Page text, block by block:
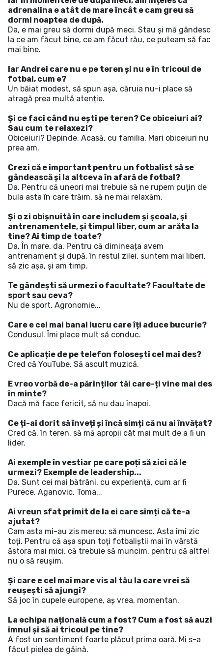
adrenalina e atât de mare încât e cam greu să
dormi noaptea de după.
Da, e mai greu să dormi după meci. Stau și mă gândesc
la ce am făcut bine, ce am făcut rău, ce puteam să fac
mai bine.
Iar Andrei care nu e pe teren și nu e în tricoul de
fotbal, cum e?
Un băiat modest, să spun așa, căruia nu-i place să
atragă prea multă atenție.
Și ce faci când nu ești pe teren? Ce obiceiuri ai?
Sau cum te relaxezi?
Obiceiuri? Depinde. Acasă, cu familia. Mari obiceiuri nu
prea am.
Crezi că e important pentru un fotbalist să se
gândească și la altceva în afară de fotbal?
Da. Pentru că uneori mai trebuie să ne rupem puțin de
bula asta în care trăim, să ne mai relaxăm.
Și o zi obișnuită în care includem și școala, și
antrenamentele, și timpul liber, cum ar arăta la
tine? Ai timp de toate?
Da. În mare, da. Pentru că dimineața avem
antrenament și după, în restul zilei, suntem mai liberi,
să zic așa, și am timp.
Te gândești să urmezi o facultate? Facultate de
sport sau ceva?
Nu de sport. Agronomie...
Care e cel mai banal lucru care îți aduce bucurie?
Condusul. Îmi place mult să conduc.
Ce aplicație de pe telefon folosești cel mai des?
Cred că YouTube. Să ascult muzică.
E vreo vorbă de-a părinților tăi care-ți vine mai des
în minte?
Dacă mă face fericit, să nu dau înapoi.
Ce ți-ai dorit să înveți și încă simți că nu ai învățat?
Cred că, în teren, să mă apropii cât mai mult de a fi un
lider.
Ai exemple în vestiar pe care poți să zici că le
urmezi? Exemple de leadership...
Da. Sunt cei mai bătrâni, cu experiență, cum ar fi
Purece, Aganovic, Toma...
Ai vreun sfat primit de la ei care simți că te-a
ajutat?
Cam asta mi-au zis mereu: să muncesc. Asta îmi zic
toți. Pentru că așa spun toți fotbaliștii mai în vârstă
ăstora mai mici, că trebuie să muncim, pentru că altfel
nu o să reușim.
Și care e cel mai mare vis al tău la care vrei să
reușești să ajungi?
Să joc în cupele europene, aș vrea, momentan.
La echipa națională cum a fost? Cum a fost să auzi
imnul și să ai tricoul pe tine?
A fost un sentiment foarte plăcut prima oară. Mi s-a
făcut pielea de găină.